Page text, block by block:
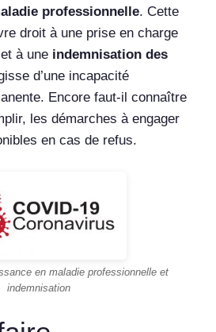
professionnelle. Cette
droit à une prise en charge
à une indemnisation des
d’une incapacité
Encore faut-il connaître
les démarches à engager
en cas de refus.
en maladie professionnelle et
indemnisation